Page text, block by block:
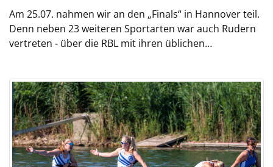
Am 25.07. nahmen wir an den „Finals“ in Hannover teil.
Denn neben 23 weiteren Sportarten war auch Rudern
vertreten - über die RBL mit ihren üblichen…